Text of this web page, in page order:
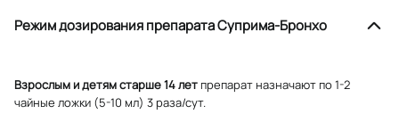
Режим дозирования препарата Суприма-Бронхо
Взрослым и детям старше 14 лет препарат назначают по 1-2
чайные ложки (5-10 мл) 3 раза/сут.